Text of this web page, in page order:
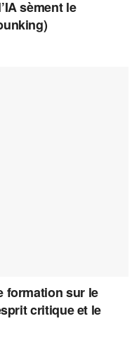
sèment le
formation sur le
critique et le